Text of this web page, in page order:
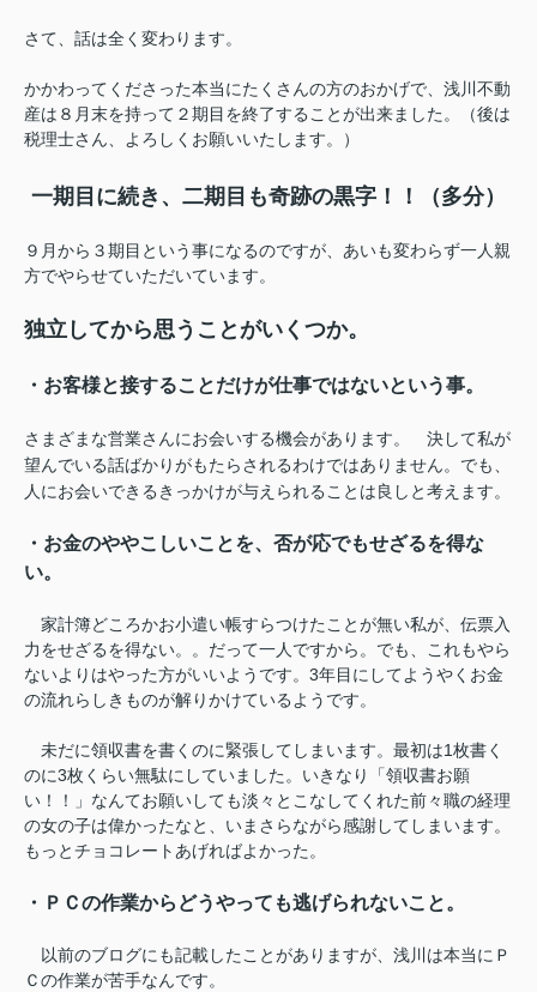
さて、話は全く変わります。
かかわってくださった本当にたくさんの方のおかげで、浅川不動
産は８月末を持って２期目を終了することが出来ました。（後は
税理士さん、よろしくお願いいたします。）
一期目に続き、二期目も奇跡の黒字！！（多分）
９月から３期目という事になるのですが、あいも変わらず一人親
方でやらせていただいています。
独立してから思うことがいくつか。
・お客様と接することだけが仕事ではないという事。
さまざまな営業さんにお会いする機会があります。
決して私が
望んでいる話ばかりがもたらされるわけではありません。でも、
人にお会いできるきっかけが与えられることは良しと考えます。
・お金のややこしいことを、否が応でもせざるを得な
い。
家計簿どころかお小遣い帳すらつけたことが無い私が、伝票入
力をせざるを得ない。。だって一人ですから。でも、これもやら
ないよりはやった方がいいようです。3年目にしてようやくお金
の流れらしきものが解りかけているようです。
未だに領収書を書くのに緊張してしまいます。最初は1枚書く
のに3枚くらい無駄にしていました。いきなり「領収書お願
い！！」なんてお願いしても淡々とこなしてくれた前々職の経理
の女の子は偉かったなと、いまさらながら感謝してしまいます。
もっとチョコレートあげればよかった。
・ＰＣの作業からどうやっても逃げられないこと。
以前のブログにも記載したことがありますが、浅川は本当にＰ
Ｃの作業が苦手なんです。